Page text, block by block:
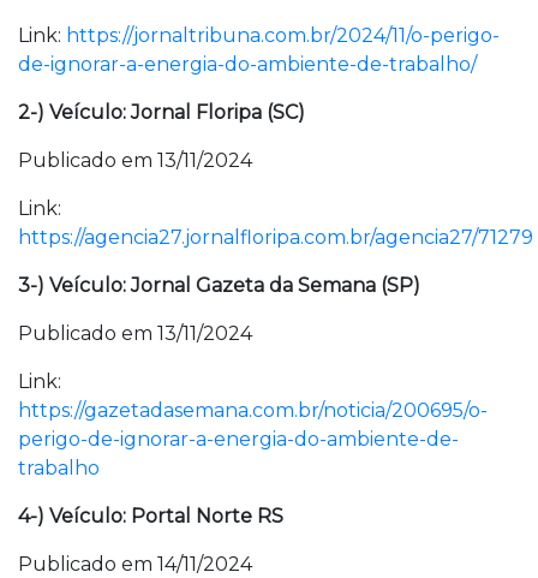
Link: https://jornaltribuna.com.br/2024/11/o-perigo-
de-ignorar-a-energia-do-ambiente-de-trabalho/
2-) Veículo: Jornal Floripa (SC)
Publicado em 13/11/2024
Link:
https://agencia27.jornalfloripa.com.br/agencia27/71279
3-) Veículo: Jornal Gazeta da Semana (SP)
Publicado em 13/11/2024
Link:
https://gazetadasemana.com.br/noticia/200695/o-
perigo-de-ignorar-a-energia-do-ambiente-de-
trabalho
4-) Veículo: Portal Norte RS
Publicado em 14/11/2024